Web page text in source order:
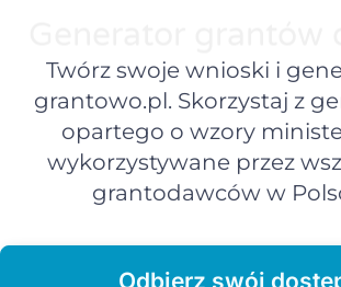
Twórz swoje wnioski i
grantowo.pl. Skorzystaj z
opartego o wzory
wykorzystywane przez
grantodawców w
Odbierz swój